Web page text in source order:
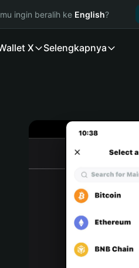
ingin beralih ke English?
X Selengkapnya